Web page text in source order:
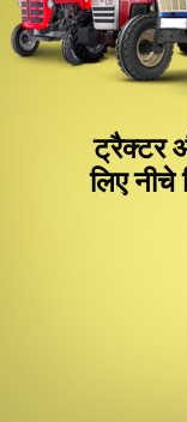
ट्रैक्टर
लिए